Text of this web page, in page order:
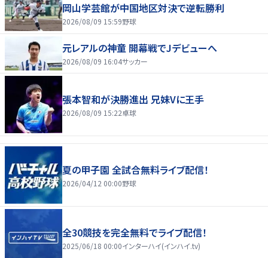
岡山学芸館が中国地区対決で逆転勝利
2026/08/09 15:59野球
元レアルの神童 開幕戦でJデビューへ
2026/08/09 16:04サッカー
張本智和が決勝進出 兄妹Vに王手
2026/08/09 15:22卓球
夏の甲子園 全試合無料ライブ配信！
2026/04/12 00:00野球
全30競技を完全無料でライブ配信！
2025/06/18 00:00インターハイ(インハイ.tv)